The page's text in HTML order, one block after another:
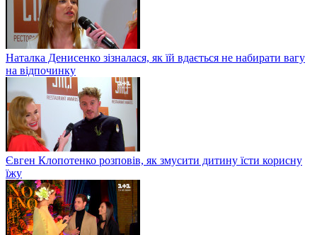
Наталка Денисенко зізналася, як їй вдається не набирати вагу
на відпочинку
Євген Клопотенко розповів, як змусити дитину їсти корисну
їжу